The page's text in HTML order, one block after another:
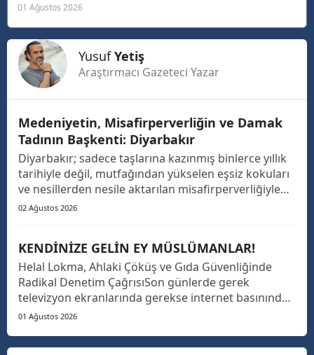
01 Ağustos 2026
YusufYetiş
Araştırmacı Gazeteci Yazar
Medeniyetin, Misafirperverliğin ve Damak
Tadının Başkenti: Diyarbakır
Diyarbakır; sadece taşlarına kazınmış binlerce yıllık
tarihiyle değil, mutfağından yükselen eşsiz kokuları
ve nesillerden nesile aktarılan misafirperverliğiyle
de Güneydoğu’nun ve Türkiye’nin parlayan yıldızıdır.
02 Ağustos 2026
KENDİNİZE GELİN EY MÜSLÜMANLAR!
Helal Lokma, Ahlaki Çöküş ve Gıda Güvenliğinde
Radikal Denetim Çağrısı​Son günlerde gerek
televizyon ekranlarında gerekse internet basınında
art arda yayımlanan gıda skandalları haberlerini
İnsanımızın günlük hayatında tükettiği tantuniden
01 Ağustos 2026